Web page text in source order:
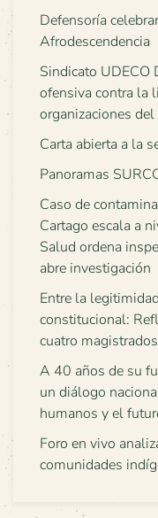
Defensoría
Afrodescendencia
Sindicato UDECO
ofensiva contra la
organizaciones
Carta abierta a la
Panoramas
Caso de
Cartago escala a
Salud ordena
abre investigación
Entre la
constitucional:
cuatro
A 40 años de su
un diálogo
humanos y el
Foro en vivo
comunidades